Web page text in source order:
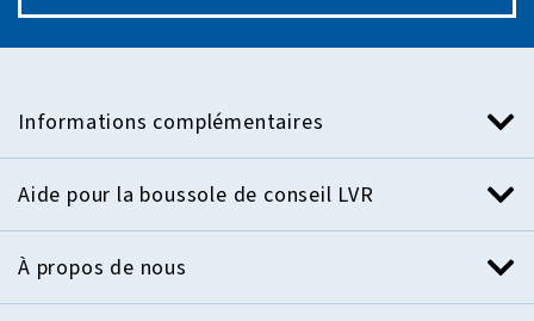
Informations complémentaires
Aide pour la boussole de conseil LVR
À propos de nous